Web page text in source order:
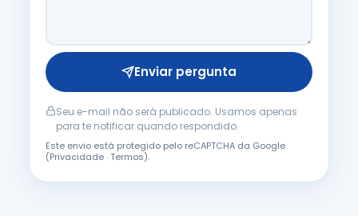
Enviar pergunta
Seu e-mail não será publicado. Usamos apenas
para te notificar quando respondido.
Este envio está protegido pelo reCAPTCHA da Google
(Privacidade·Termos).